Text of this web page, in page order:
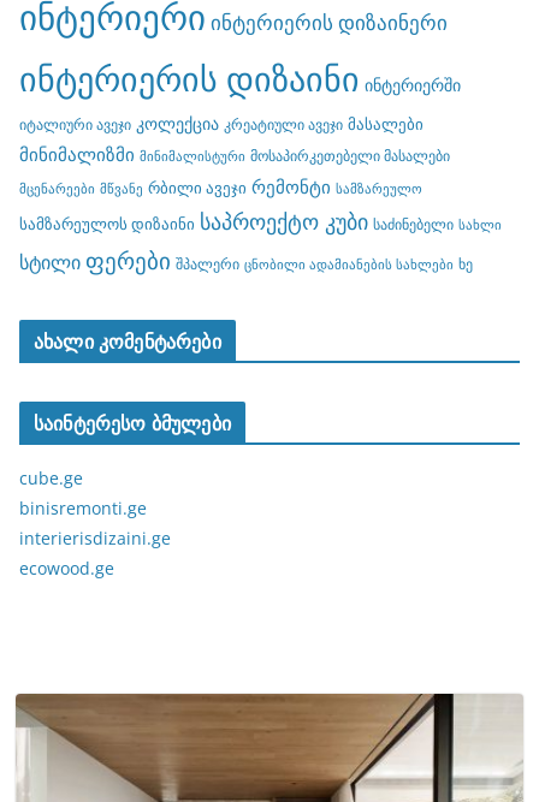
ინტერიერი ინტერიერის დიზაინერი
ინტერიერის დიზაინი ინტერიერში
იტალიური ავეჯი კოლექცია კრეატიული ავეჯი მასალები
მინიმალიზმი მინიმალისტური მოსაპირკეთებელი მასალები
მცენარეები მწვანე რბილი ავეჯი რემონტი სამზარეულო
სამზარეულოს დიზაინი საპროექტო კუბი საძინებელი სახლი
სტილი ფერები შპალერი ცნობილი ადამიანების სახლები ხე
ახალი კომენტარები
საინტერესო ბმულები
cube.ge
binisremonti.ge
interierisdizaini.ge
ecowood.ge